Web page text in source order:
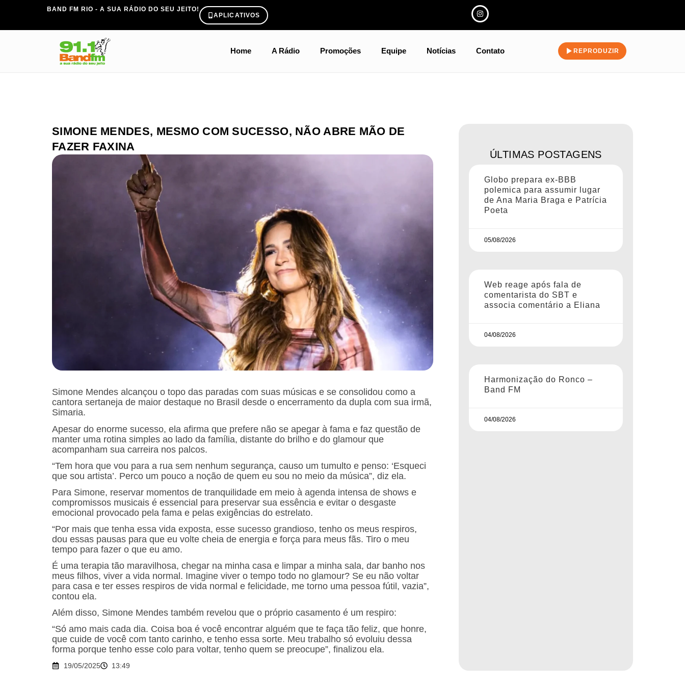
BAND FM RIO - A SUA RÁDIO DO SEU JEITO!
APLICATIVOS
Home A Rádio Promoções Equipe Notícias Contato REPRODUZIR
SIMONE MENDES, MESMO COM SUCESSO, NÃO ABRE MÃO DE
FAZER FAXINA
Simone Mendes alcançou o topo das paradas com suas músicas e se consolidou como a
cantora sertaneja de maior destaque no Brasil desde o encerramento da dupla com sua irmã,
Simaria.
Apesar do enorme sucesso, ela afirma que prefere não se apegar à fama e faz questão de
manter uma rotina simples ao lado da família, distante do brilho e do glamour que
acompanham sua carreira nos palcos.
“Tem hora que vou para a rua sem nenhum segurança, causo um tumulto e penso: ‘Esqueci
que sou artista’. Perco um pouco a noção de quem eu sou no meio da música”, diz ela.
Para Simone, reservar momentos de tranquilidade em meio à agenda intensa de shows e
compromissos musicais é essencial para preservar sua essência e evitar o desgaste
emocional provocado pela fama e pelas exigências do estrelato.
“Por mais que tenha essa vida exposta, esse sucesso grandioso, tenho os meus respiros,
dou essas pausas para que eu volte cheia de energia e força para meus fãs. Tiro o meu
tempo para fazer o que eu amo.
É uma terapia tão maravilhosa, chegar na minha casa e limpar a minha sala, dar banho nos
meus filhos, viver a vida normal. Imagine viver o tempo todo no glamour? Se eu não voltar
para casa e ter esses respiros de vida normal e felicidade, me torno uma pessoa fútil, vazia”,
contou ela.
Além disso, Simone Mendes também revelou que o próprio casamento é um respiro:
“Só amo mais cada dia. Coisa boa é você encontrar alguém que te faça tão feliz, que honre,
que cuide de você com tanto carinho, e tenho essa sorte. Meu trabalho só evoluiu dessa
forma porque tenho esse colo para voltar, tenho quem se preocupe”, finalizou ela.
19/05/2025 13:49
ÚLTIMAS POSTAGENS
Globo prepara ex-BBB
polemica para assumir lugar
de Ana Maria Braga e Patrícia
Poeta
05/08/2026
Web reage após fala de
comentarista do SBT e
associa comentário a Eliana
04/08/2026
Harmonização do Ronco –
Band FM
04/08/2026